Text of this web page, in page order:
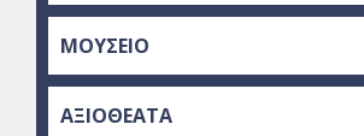
Η ΠΑΡΑΛΊΑ ΤΗΣ ΛΥΓΑΡΙΆΣ
KOKKINI HANI
HERAKLION PORT
HERAKLION AIRPORT N.
ΜΟΥΣΕΙΟ
HISTORICAL MUSEUM OF
ΑΞΙΟΘΕΑΤΑ